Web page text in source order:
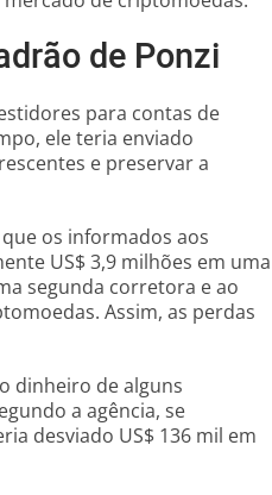
de Ponzi
para contas de
ele teria enviado
e preservar a
os informados aos
US$ 3,9 milhões em uma
segunda corretora e ao
Assim, as perdas
dinheiro de alguns
a agência, se
desviado US$ 136 mil em